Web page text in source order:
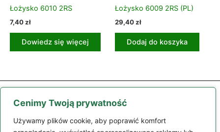
Cenimy Twoją prywatność
Używamy plików cookie, aby poprawić komfort
Łożysko 6010 2RS
7,40zł
Dowiedz się więcej
Łożysko 6009 2RS (PL)
29,40zł
Dodaj do koszyka